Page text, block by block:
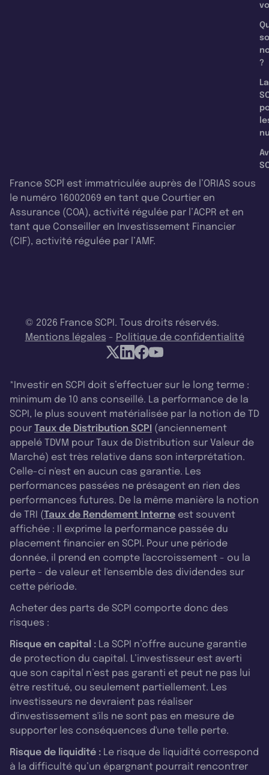
?
La
France SCPI est immatriculée auprès de l’ORIAS sous
le numéro 16002069 en tant que Courtier en
Assurance (COA), activité régulée par l’ACPR et en
tant que Conseiller en Investissement Financier
(CIF), activité régulée par l’AMF.
© 2026 France SCPI. Tous droits réservés.
Mentions légales - Politique de confidentialité
*Investir en SCPI doit s’effectuer sur le long terme :
minimum de 10 ans conseillé. La performance de la
SCPI, le plus souvent matérialisée par la notion de TD
pour Taux de Distribution SCPI (anciennement
appelé TDVM pour Taux de Distribution sur Valeur de
Marché) est très relative dans son interprétation.
Celle-ci n'est en aucun cas garantie. Les
performances passées ne présagent en rien des
performances futures. De la même manière la notion
de TRI (Taux de Rendement Interne est souvent
affichée : Il exprime la performance passée du
placement financier en SCPI. Pour une période
donnée, il prend en compte l'accroissement - ou la
perte - de valeur et l'ensemble des dividendes sur
cette période.
Acheter des parts de SCPI comporte donc des
risques :
Risque en capital : La SCPI n’offre aucune garantie
de protection du capital. L’investisseur est averti
que son capital n’est pas garanti et peut ne pas lui
être restitué, ou seulement partiellement. Les
investisseurs ne devraient pas réaliser
d'investissement s'ils ne sont pas en mesure de
supporter les conséquences d'une telle perte.
Risque de liquidité : Le risque de liquidité correspond
à la difficulté qu’un épargnant pourrait rencontrer